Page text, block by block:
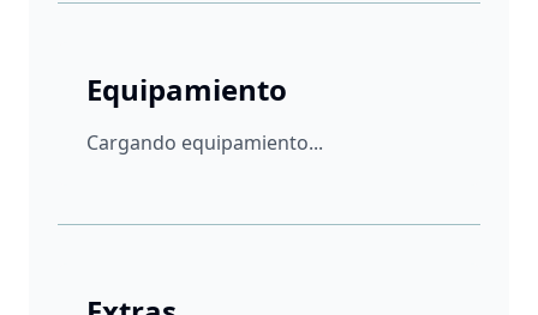
Equipamiento
Cargando equipamiento...